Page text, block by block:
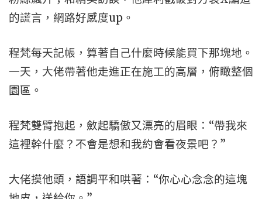
的謊言，網路好感度up。
程梵每天記帳，算著自己什麼時候能買下那塊地。
一天，大佬帶著他走進正在施工的高層，俯瞰整個
園區。
程梵雙臂抱起，斂起驕傲又漂亮的眉眼：“帶我來
這裡幹什麼？不會是想和我約會看夜景吧？”
大佬摸他頭，語調平和哄著：“你心心念念的這塊